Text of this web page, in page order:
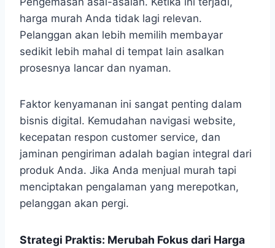
harga murah Anda tidak lagi relevan.
Pelanggan akan lebih memilih membayar
sedikit lebih mahal di tempat lain asalkan
prosesnya lancar dan nyaman.
Faktor kenyamanan ini sangat penting dalam
bisnis digital. Kemudahan navigasi website,
kecepatan respon customer service, dan
jaminan pengiriman adalah bagian integral dari
produk Anda. Jika Anda menjual murah tapi
menciptakan pengalaman yang merepotkan,
pelanggan akan pergi.
Strategi Praktis: Merubah Fokus dari Harga